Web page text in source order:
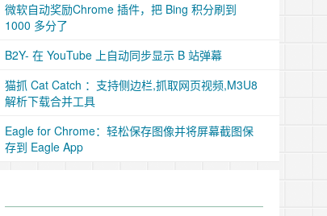
微软自动奖励Chrome 插件，把 Bing 积分刷到
1000 多分了
B2Y- 在 YouTube 上自动同步显示 B 站弹幕
猫抓 Cat Catch ：支持侧边栏,抓取网页视频,M3U8
解析下载合并工具
Eagle for Chrome：轻松保存图像并将屏幕截图保
存到 Eagle App